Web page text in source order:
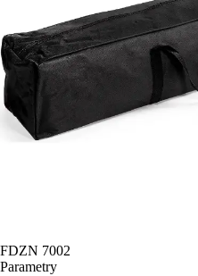
FDZN 7002
Parametry